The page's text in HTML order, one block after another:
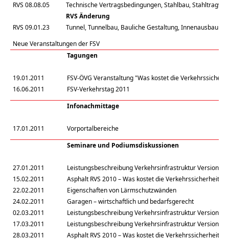
RVS 08.08.05
Technische Vertragsbedingungen, Stahlbau,
RVS Änderung
RVS 09.01.23
Tunnel, Tunnelbau, Bauliche Gestaltung, Innenausbau
Neue Veranstaltungen der FSV
Tagungen
19.01.2011
FSV-ÖVG Veranstaltung "Was kostet die
16.06.2011
FSV-Verkehrstag 2011
Infonachmittage
17.01.2011
Vorportalbereiche
Seminare und Podiumsdiskussionen
27.01.2011
Leistungsbeschreibung Verkehrsinfrastruktur Version 02
15.02.2011
Asphalt RVS 2010 – Was kostet die Verkehrssicherheit?
22.02.2011
Eigenschaften von Lärmschutzwänden
24.02.2011
Garagen – wirtschaftlich und bedarfsgerecht
02.03.2011
Leistungsbeschreibung Verkehrsinfrastruktur Version 02
17.03.2011
Leistungsbeschreibung Verkehrsinfrastruktur Version 02
28.03.2011
Asphalt RVS 2010 – Was kostet die Verkehrssicherheit?